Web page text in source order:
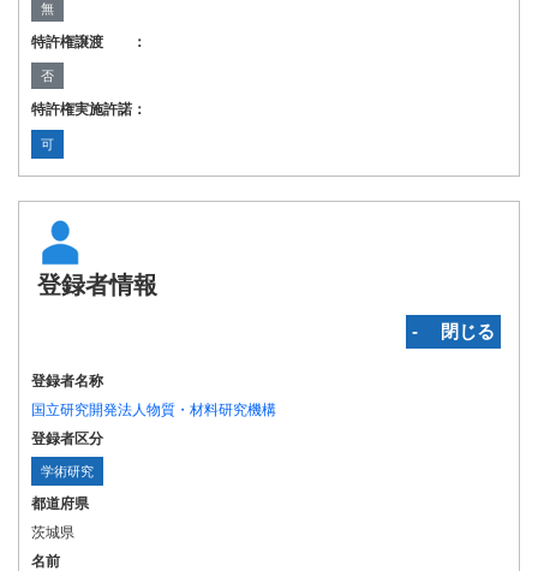
無
特許権譲渡 ：
否
特許権実施許諾：
可
登録者情報
‐ 閉じる
登録者名称
国立研究開発法人物質・材料研究機構
登録者区分
学術研究
都道府県
茨城県
名前